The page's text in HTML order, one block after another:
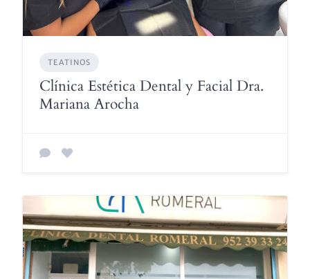
TEATINOS
Clínica Estética Dental y Facial Dra.
Mariana Arocha